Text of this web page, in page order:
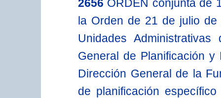
2656 ORDEN conjunta de
la Orden de 21 de julio
Unidades
General de Planificación
Dirección General de la
de planificación